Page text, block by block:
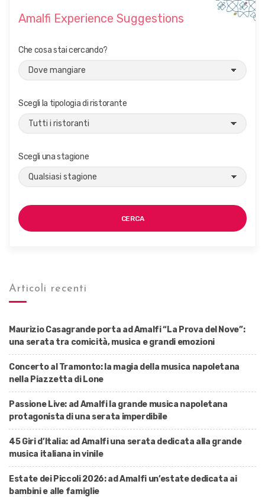
Amalfi Experience Suggestions
Che cosa stai cercando?
Scegli la tipologia di ristorante
Scegli una stagione
CERCA
Articoli recenti
Maurizio Casagrande porta ad Amalfi “La Prova del Nove”:
una serata tra comicità, musica e grandi emozioni
Concerto al Tramonto: la magia della musica napoletana
nella Piazzetta di Lone
Passione Live: ad Amalfi la grande musica napoletana
protagonista di una serata imperdibile
45 Giri d’Italia: ad Amalfi una serata dedicata alla grande
musica italiana in vinile
Estate dei Piccoli 2026: ad Amalfi un’estate dedicata ai
bambini e alle famiglie